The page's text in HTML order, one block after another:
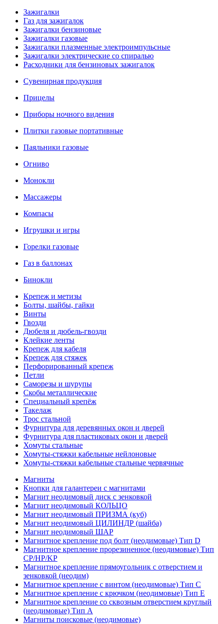
Зажигалки
Газ для зажигалок
Зажигалки бензиновые
Зажигалки газовые
Зажигалки плазменные электроимпульсные
Зажигалки электрические со спиралью
Расходники для бензиновых зажигалок
Сувенирная продукция
Прицелы
Приборы ночного видения
Плитки газовые портативные
Паяльники газовые
Огниво
Монокли
Массажеры
Компасы
Игрушки и игры
Горелки газовые
Газ в баллонах
Бинокли
Крепеж и метизы
Болты, шайбы, гайки
Винты
Гвозди
Дюбеля и дюбель-гвозди
Клейкие ленты
Крепеж для кабеля
Крепеж для стяжек
Перфорированный крепеж
Петли
Саморезы и шурупы
Скобы металлические
Специальный крепёж
Такелаж
Трос стальной
Фурнитура для деревянных окон и дверей
Фурнитура для пластиковых окон и дверей
Хомуты стальные
Хомуты-стяжки кабельные нейлоновые
Хомуты-стяжки кабельные стальные червячные
Магниты
Кнопки для галантереи с магнитами
Магнит неодимовый диск с зенковкой
Магнит неодимовый КОЛЬЦО
Магнит неодимовый ПРИЗМА (куб)
Магнит неодимовый ЦИЛИНДР (шайба)
Магнит неодимовый ШАР
Магнитное крепление под болт (неодимовые) Тип D
Магнитное крепление прорезиненное (неодимовые) Тип
CP/HP/KP
Магнитное крепление прямоугольник с отверстием и
зенковкой (неодим)
Магнитное крепление с винтом (неодимовые) Тип С
Магнитное крепление с крючком (неодимовые) Тип Е
Магнитное крепление со сквозным отверстием круглый
(неодимовые) Тип А
Магниты поисковые (неодимовые)